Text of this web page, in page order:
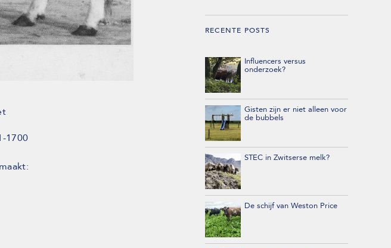
1700
RECENTE POSTS
Influencers versus
onderzoek?
Gisten zijn er niet alleen voor
de bubbels
STEC in Zwitserse melk?
De schijf van Weston Price